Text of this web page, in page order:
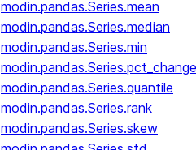
modin.pandas.Series.mean
modin.pandas.Series.median
modin.pandas.Series.min
modin.pandas.Series.pct_change
modin.pandas.Series.quantile
modin.pandas.Series.rank
modin.pandas.Series.skew